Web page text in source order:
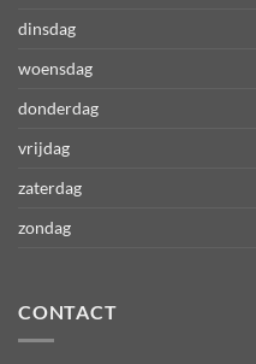
dinsdag
woensdag
donderdag
vrijdag
zaterdag
zondag
CONTACT